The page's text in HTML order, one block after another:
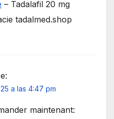
– Tadalafil 20 mg
tadalmed.shop
a las 4:47 pm
maintenant: